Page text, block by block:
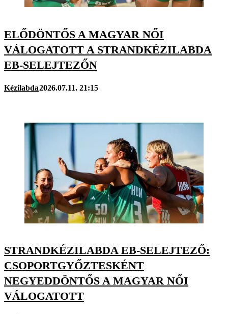
ELŐDÖNTŐS A MAGYAR NŐI
VÁLOGATOTT A STRANDKÉZILABDA
EB-SELEJTEZŐN
Kézilabda2026.07.11. 21:15
STRANDKÉZILABDA EB-SELEJTEZŐ:
CSOPORTGYŐZTESKÉNT
NEGYEDDÖNTŐS A MAGYAR NŐI
VÁLOGATOTT